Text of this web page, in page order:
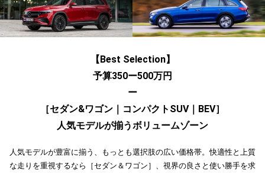
【Best Selection】
予算350ー500万円
ー
［セダン&ワゴン｜コンパクトSUV｜BEV］
人気モデルが揃うボリュームゾーン
人気モデルが豊富に揃う、もっとも選択肢の広い価格帯。快適性と上質
な走りを重視するなら［セダン＆ワゴン］、視界の良さと使い勝手を求